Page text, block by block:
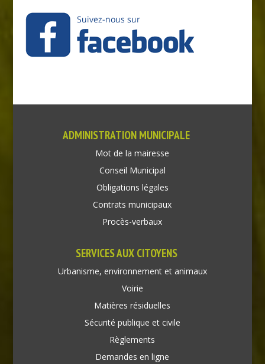
ADMINISTRATION MUNICIPALE
Mot de la mairesse
Conseil Municipal
Obligations légales
Contrats municipaux
Procès-verbaux
SERVICES AUX CITOYENS
Urbanisme, environnement et animaux
Voirie
Matières résiduelles
Sécurité publique et civile
Règlements
Demandes en ligne